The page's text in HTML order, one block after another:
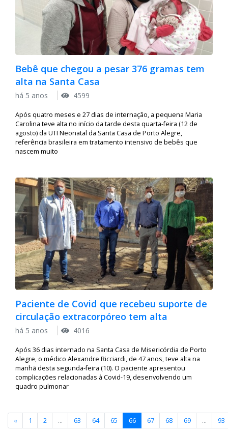
Bebê que chegou a pesar 376 gramas tem
alta na Santa Casa
há 5 anos 4599
Após quatro meses e 27 dias de internação, a pequena Maria
Carolina teve alta no início da tarde desta quarta-feira (12 de
agosto) da UTI Neonatal da Santa Casa de Porto Alegre,
referência brasileira em tratamento intensivo de bebês que
nascem muito
Paciente de Covid que recebeu suporte de
circulação extracorpóreo tem alta
há 5 anos 4016
Após 36 dias internado na Santa Casa de Misericórdia de Porto
Alegre, o médico Alexandre Ricciardi, de 47 anos, teve alta na
manhã desta segunda-feira (10). O paciente apresentou
complicações relacionadas à Covid-19, desenvolvendo um
quadro pulmonar
« 1 2 ... 63 64 65 66 67 68 69 ... 93